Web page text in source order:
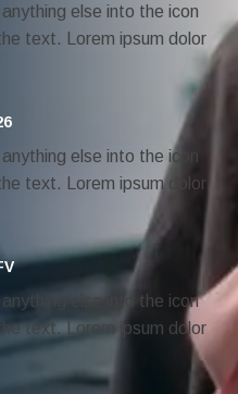
else into the icon
text. Lorem ipsum dolor
else into the icon
text. Lorem ipsum dolor
else into the icon
text. Lorem ipsum dolor